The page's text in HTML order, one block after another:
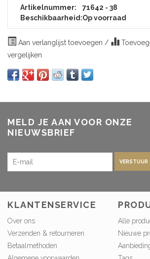
Artikelnummer:
71642 - 38
Beschikbaarheid:Op voorraad
Aan verlanglijst toevoegen /
vergelijken
MELD JE AAN VOOR ONZE
NIEUWSBRIEF
VERSTUUR
KLANTENSERVICE
Over ons
Verzenden & retourneren
Betaalmethoden
Alle
Nieuwe